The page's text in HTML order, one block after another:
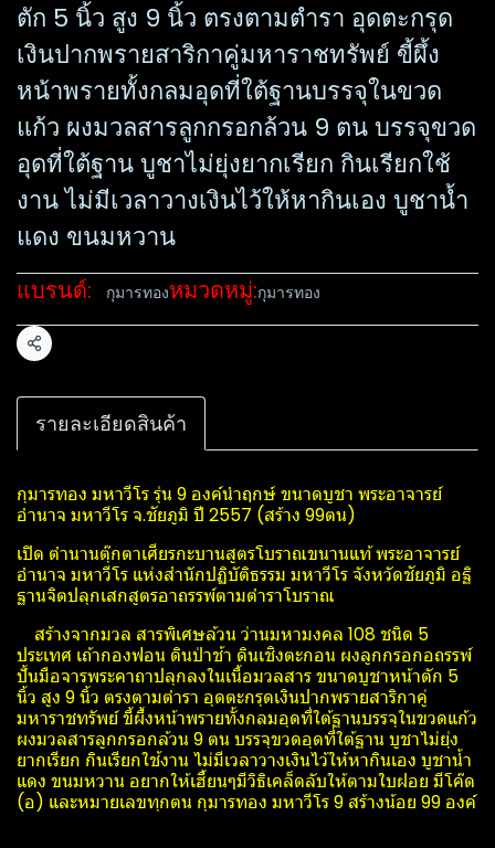
ตัก 5 นิ้ว สูง 9 นิ้ว ตรงตามตำรา อุดตะกรุด
เงินปากพรายสาริกาคู่มหาราชทรัพย์ ขี้ผึ้ง
หน้าพรายทั้งกลมอุดที่ใต้ฐานบรรจุในขวด
แก้ว ผงมวลสารลูกกรอกล้วน 9 ตน บรรจุขวด
อุดที่ใต้ฐาน บูชาไม่ยุ่งยากเรียก กินเรียกใช้
งาน ไม่มีเวลาวางเงินไว้ให้หากินเอง บูชาน้ำ
แดง ขนมหวาน
แบรนด์: กุมารทองหมวดหมู่:กุมารทอง
แชร์
รายละเอียดสินค้า
กุมารทอง มหาวีโร รุ่น 9 องค์นำฤกษ์ ขนาดบูชา พระอาจารย์
อำนาจ มหาวีโร จ.ชัยภูมิ ปี 2557 (สร้าง 99ตน)
เปิด ตำนานตุ๊กตาเศียรกะบานสูตรโบราณขนานแท้ พระอาจารย์
อำนาจ มหาวีโร แห่งสำนักปฏิบัติธรรม มหาวีโร จังหวัดชัยภูมิ อฐิ
ฐานจิตปลุกเสกสูตรอาถรรพ์ตามตำราโบราณ
สร้างจากมวล สารพิเศษล้วน ว่านมหามงคล 108 ชนิด 5
ประเทศ เถ้ากองฟอน ดินป่าช้า ดินเชิงตะกอน ผงลูกกรอกอถรรพ์
ปั้นมือจารพระคาถาปลุกลงในเนื้อมวลสาร ขนาดบูชาหน้าตัก 5
นิ้ว สูง 9 นิ้ว ตรงตามตำรา อุดตะกรุดเงินปากพรายสาริกาคู่
มหาราชทรัพย์ ขี้ผึ้งหน้าพรายทั้งกลมอุดที่ใต้ฐานบรรจุในขวดแก้ว
ผงมวลสารลูกกรอกล้วน 9 ตน บรรจุขวดอุดที่ใต้ฐาน บูชาไม่ยุ่ง
ยากเรียก กินเรียกใช้งาน ไม่มีเวลาวางเงินไว้ให้หากินเอง บูชาน้ำ
แดง ขนมหวาน อยากให้เฮี้ยนๆมีวิธิเคล็ดลับให้ตามใบฝอย มีโค๊ด
(อ) และหมายเลขทุกตน กุมารทอง มหาวีโร 9 สร้างน้อย 99 องค์